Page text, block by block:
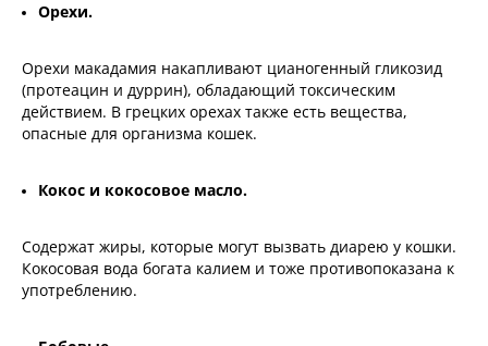
Орехи.
Орехи макадамия накапливают цианогенный гликозид
(протеацин и дуррин), обладающий токсическим
действием. В грецких орехах также есть вещества,
опасные для организма кошек.
Кокос и кокосовое масло.
Содержат жиры, которые могут вызвать диарею у кошки.
Кокосовая вода богата калием и тоже противопоказана к
употреблению.